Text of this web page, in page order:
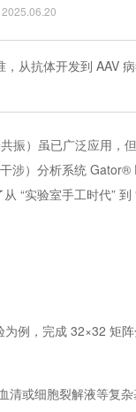
从抗体开发到 AAV
振）虽已广泛应用，
涉）分析系统 Gator®
“实验室手工时代” 到
例，完成 32×32 矩
清或细胞裂解液等复